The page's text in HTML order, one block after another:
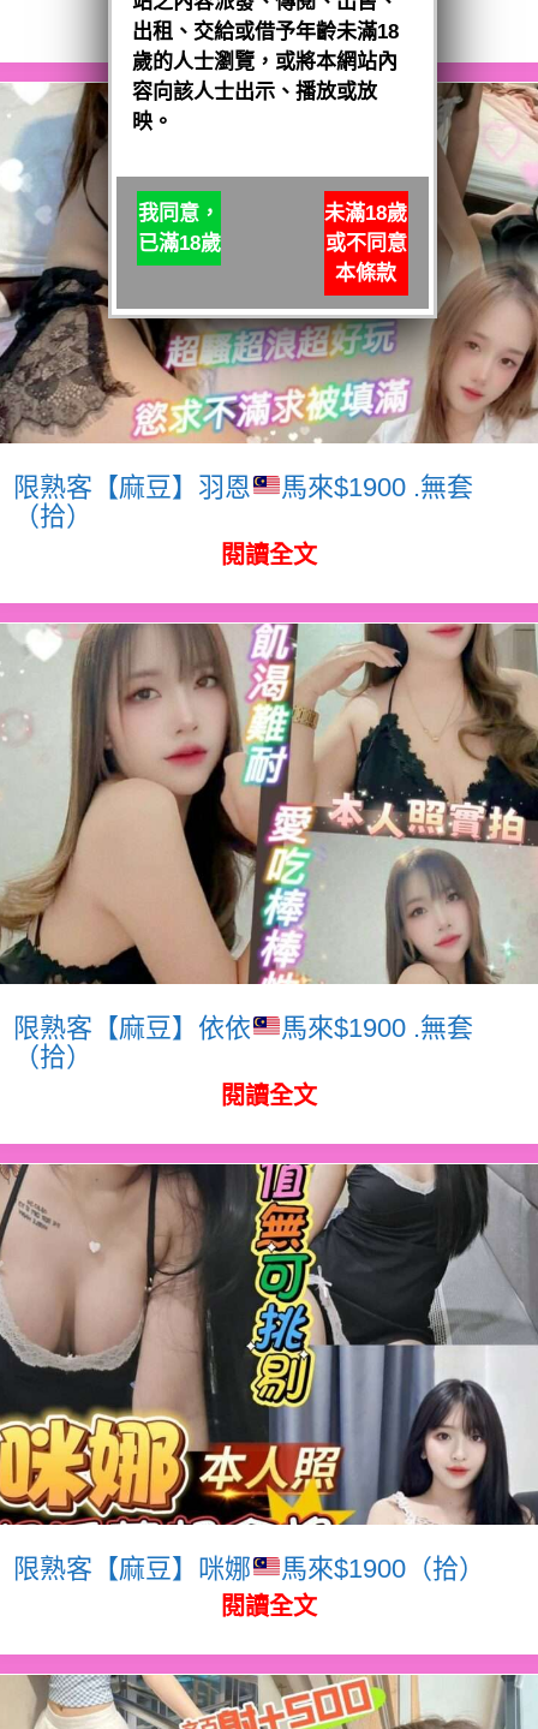
閱讀全文
限熟客【麻豆】羽恩
馬來$1900 .無套
（拾）
閱讀全文
限熟客【麻豆】依依
馬來$1900 .無套
（拾）
閱讀全文
限熟客【麻豆】咪娜 馬來$1900（拾）
閱讀全文
出租、交給或借予年齡未滿18
歲的人士瀏覽，或將本網站內
容向該人士出示、播放或放
映。
我同意，
已滿18歲
未滿18歲
或不同意
本條款